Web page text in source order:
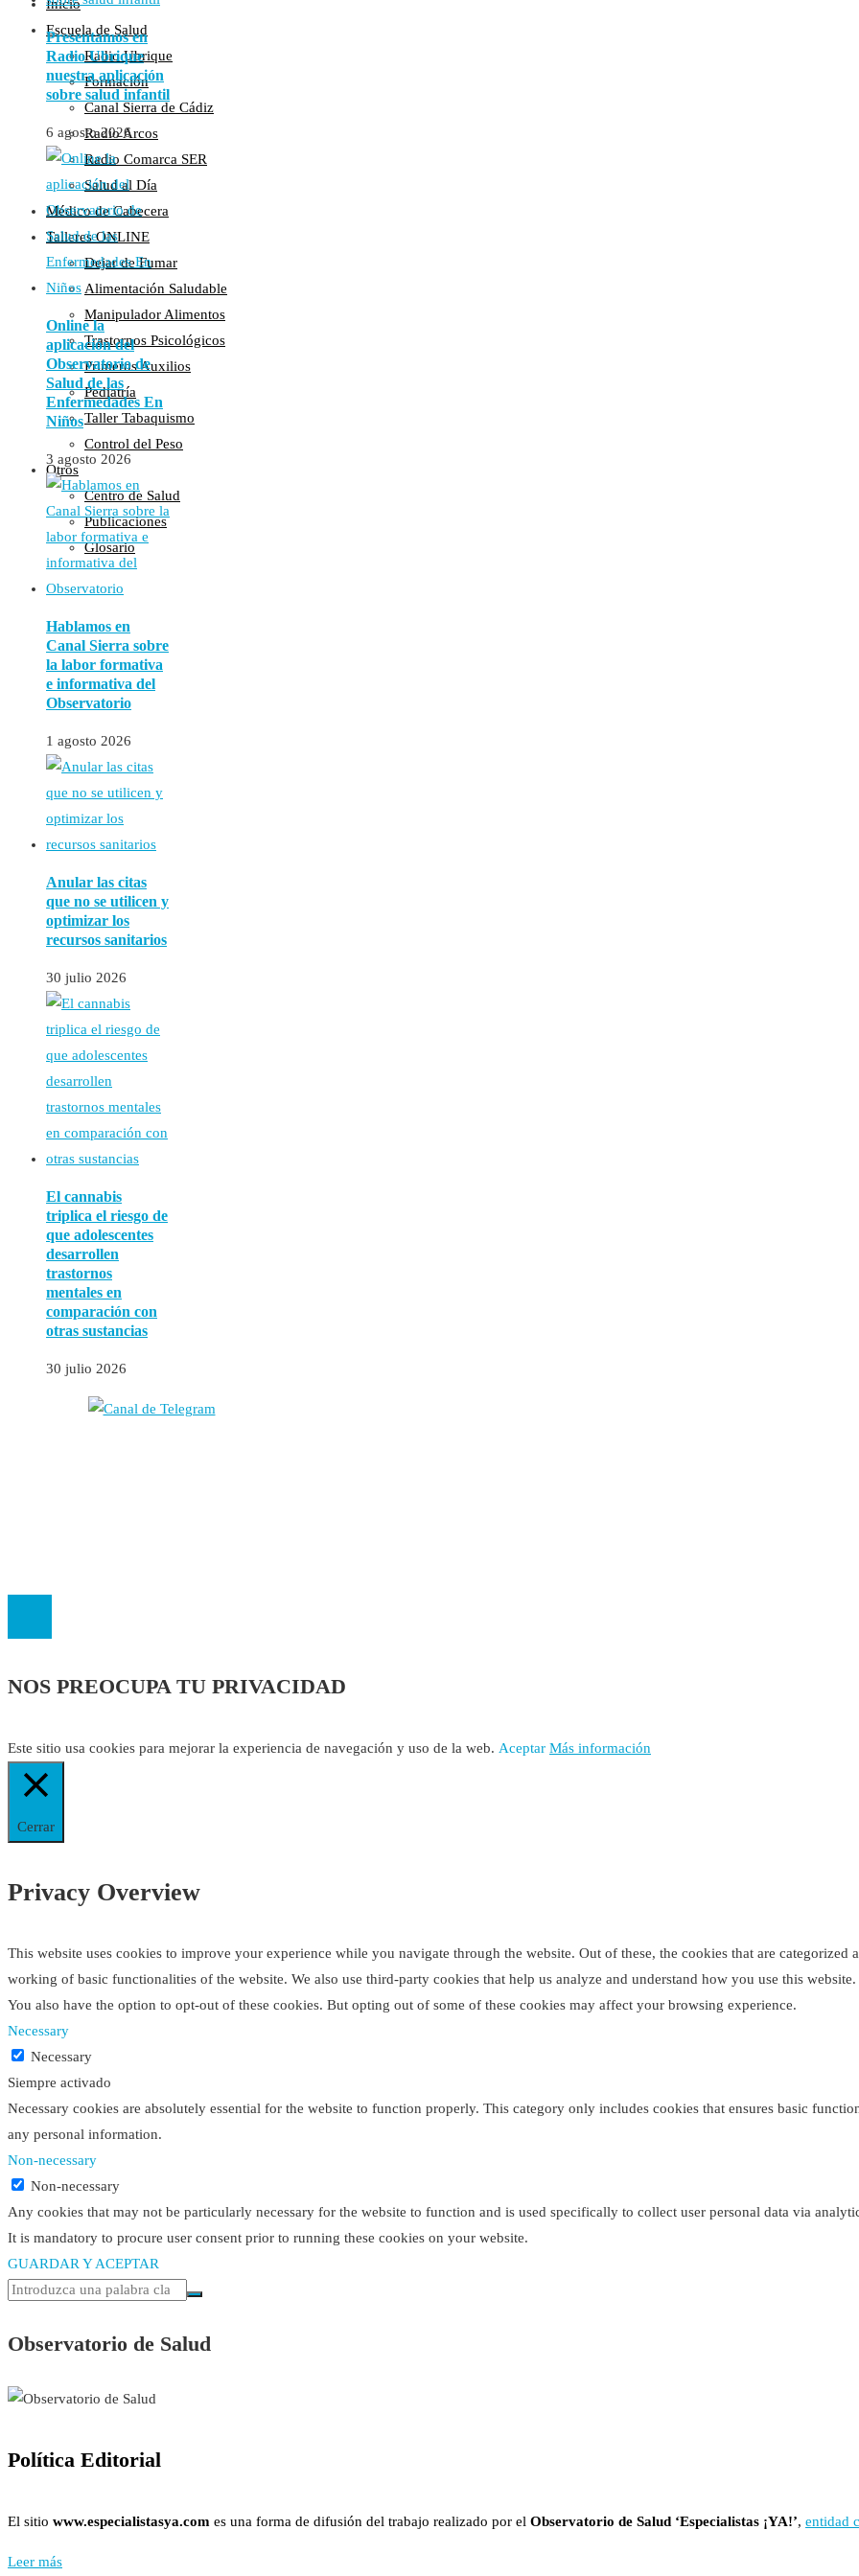
Inicio
Escuela de Salud
Radio Ubrique
Formación
Canal Sierra de Cádiz
Radio Arcos
Radio Comarca SER
Salud al Día
Médico de Cabecera
Talleres ONLINE
Dejar de Fumar
Alimentación Saludable
Manipulador Alimentos
Trastornos Psicológicos
Primeros Auxilios
Pediatría
Taller Tabaquismo
Control del Peso
Otros
Centro de Salud
Publicaciones
Glosario
Presentamos en
Radio Ubrique
nuestra aplicación
sobre salud infantil
6 agosto 2026
Online la
aplicación del
Observatorio de
Salud de las
Enfermedades En
Niños
3 agosto 2026
Hablamos en
Canal Sierra sobre
la labor formativa
e informativa del
Observatorio
1 agosto 2026
Anular las citas
que no se utilicen y
optimizar los
recursos sanitarios
30 julio 2026
El cannabis
triplica el riesgo de
que adolescentes
desarrollen
trastornos
mentales en
comparación con
otras sustancias
30 julio 2026
NOS PREOCUPA TU PRIVACIDAD
Este sitio usa cookies para mejorar la experiencia de navegación y uso de la web. Aceptar Más información
Cerrar
Privacy Overview
This website uses cookies to improve your experience while you navigate through the website. Out of these, the cookies that are categorized
working of basic functionalities of the website. We also use third-party cookies that help us analyze and understand how you use this
You also have the option to opt-out of these cookies. But opting out of some of these cookies may affect your browsing experience.
Necessary
Necessary
Siempre activado
Necessary cookies are absolutely essential for the website to function properly. This category only includes cookies that ensures basic
any personal information.
Non-necessary
Non-necessary
Any cookies that may not be particularly necessary for the website to function and is used specifically to collect user personal data via
It is mandatory to procure user consent prior to running these cookies on your website.
GUARDAR Y ACEPTAR
Observatorio de Salud
Política Editorial
El sitio www.especialistasya.com es una forma de difusión del trabajo realizado por el Observatorio de Salud ‘Especialistas ¡YA!’, entidad
Leer más